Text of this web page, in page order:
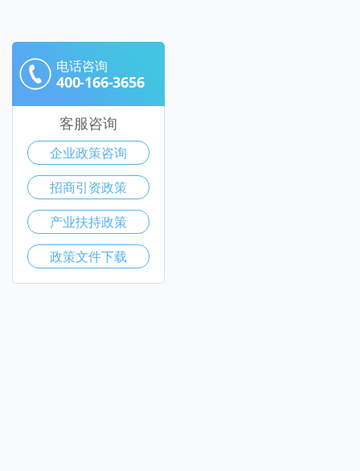
电话咨询
400-166-3656
客服咨询
企业政策咨询
招商引资政策
产业扶持政策
政策文件下载